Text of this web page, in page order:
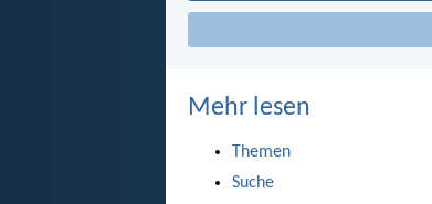
Mehr lesen
Themen
Suche